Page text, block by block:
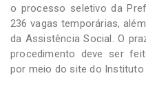
o processo seletivo da
236 vagas temporárias,
da Assistência Social. O
procedimento deve ser
por meio do site do Instituto